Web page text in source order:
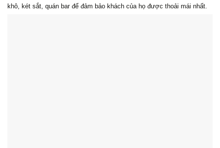
khô, két sắt, quán bar để đảm bảo khách của họ được thoải mái nhất.